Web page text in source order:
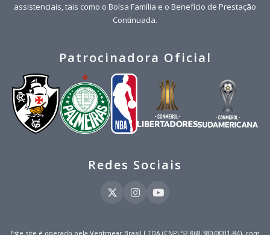
assistenciais, tais como o Bolsa Família e o Benefício de Prestação
Continuada.
Patrocinadora Oficial
Redes Sociais
Este site é operado pela Ventmear Brasil LTDA (CNPJ 52.868.380/0001-84), com